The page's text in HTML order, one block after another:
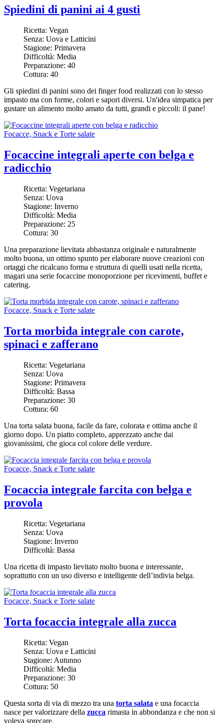
Spiedini di panini ai 4 gusti
Ricetta: Vegan
Senza: Uova e Latticini
Stagione: Primavera
Difficoltà: Media
Preparazione: 40
Cottura: 40
Gli spiedini di panini sono dei finger food realizzati con lo stesso
impasto ma con forme, colori e sapori diversi. Un'idea simpatica per
gustare un alimento molto amato da tutti, grandi e piccoli: il pane!
Focacce, Snack e Torte salate
Focaccine integrali aperte con belga e
radicchio
Ricetta: Vegetariana
Senza: Uova
Stagione: Inverno
Difficoltà: Media
Preparazione: 25
Cottura: 30
Una preparazione lievitata abbastanza originale e naturalmente
molto buona, un ottimo spunto per elaborare nuove creazioni con
ortaggi che ricalcano forma e struttura di quelli usati nella ricetta,
magari una serie focaccine monoporzione per ricevimenti, buffet e
catering.
Focacce, Snack e Torte salate
Torta morbida integrale con carote,
spinaci e zafferano
Ricetta: Vegetariana
Senza: Uova
Stagione: Primavera
Difficoltà: Bassa
Preparazione: 30
Cottura: 60
Una torta salata buona, facile da fare, colorata e ottima anche il
giorno dopo. Un piatto completo, apprezzato anche dai
giovanissimi, che gioca col colore delle verdure.
Focacce, Snack e Torte salate
Focaccia integrale farcita con belga e
provola
Ricetta: Vegetariana
Senza: Uova
Stagione: Inverno
Difficoltà: Bassa
Una ricetta di impasto lievitato molto buona e interessante,
soprattutto con un uso diverso e intelligente dell’indivia belga.
Focacce, Snack e Torte salate
Torta focaccia integrale alla zucca
Ricetta: Vegan
Senza: Uova e Latticini
Stagione: Autunno
Difficoltà: Media
Preparazione: 30
Cottura: 50
Questa sorta di via di mezzo tra una torta salata e una focaccia
nasce per valorizzare della zucca rimasta in abbondanza e che non si
voleva sprecare.